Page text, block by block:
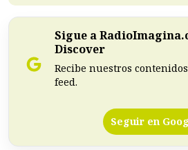
Sigue a
Discover
Recibe nuestros
feed.
Seguir en